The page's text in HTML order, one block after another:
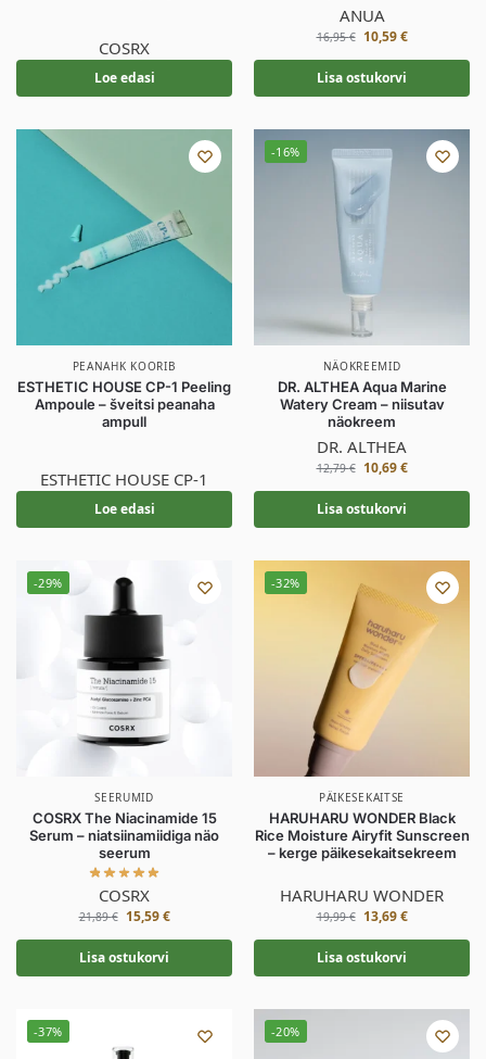
COSRX
Loe edasi
ANUA
16,95€ 10,59€
Lisa ostukorvi
PEANAHK KOORIB
ESTHETIC HOUSE CP-1 Peeling
Ampoule – šveitsi peanaha
ampull
ESTHETIC HOUSE CP-1
Loe edasi
-16%
NÄOKREEMID
DR. ALTHEA Aqua Marine
Watery Cream – niisutav
näokreem
DR. ALTHEA
12,79€ 10,69€
Lisa ostukorvi
-29%
SEERUMID
COSRX The Niacinamide 15
Serum – niatsiinamiidiga näo
seerum
COSRX
21,89€ 15,59€
Lisa ostukorvi
-32%
PÄIKESEKAITSE
HARUHARU WONDER Black
Rice Moisture Airyfit Sunscreen
– kerge päikesekaitsekreem
HARUHARU WONDER
19,99€ 13,69€
Lisa ostukorvi
-37% -20%